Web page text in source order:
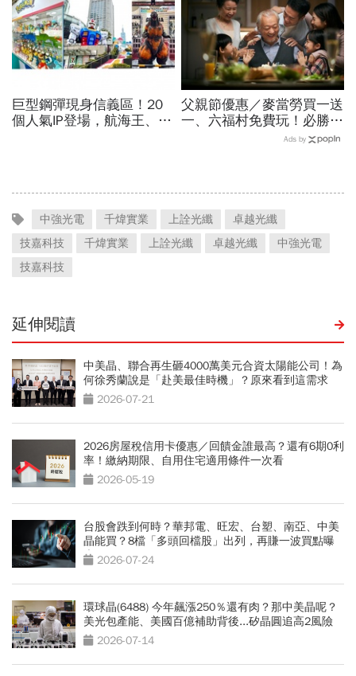
巨型鋼彈現身信義區！20
個人氣IP登場，航海王、哥
父親節優惠／麥當勞買一送
一、六福村免費玩！必勝
客、肯德基、遊樂園…29
Ads by
中強光電 千煒實業 上詮光纖
卓越光纖
技嘉科技
千煒實業 上詮光纖 卓越光纖
中強光電
技嘉科技
延伸閱讀
中美晶、聯合再生砸4000萬美元合資太陽能公司！為
何徐秀蘭說是「赴美最佳時機」？原來看到這需求
2026-07-21
2026房屋稅信用卡優惠／回饋金誰最高？還有6期0利
率！繳納期限、自用住宅適用條件一次看
2026-05-19
台股會跌到何時？華邦電、旺宏、台塑、南亞、中美
晶能買？8檔「多頭回檔股」出列，再賺一波買點曝
光 2026-07-24
環球晶(6488) 今年飆漲250％還有肉？那中美晶呢？
美光包產能、美國百億補助背後...矽晶圓追高2風險
2026-07-14